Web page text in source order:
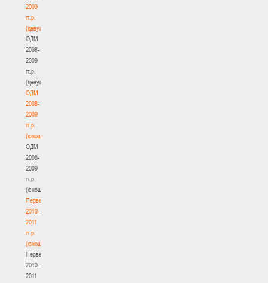
2009
гг.р.
(девушки)
ОДМ
2008-
2009
гг.р.
(девушки)
ОДМ
2008-
2009
гг.р.
(юноши)
ОДМ
2008-
2009
гг.р.
(юноши)
Первенство
2010-
2011
гг.р.
(юноши)
Первенство
2010-
2011